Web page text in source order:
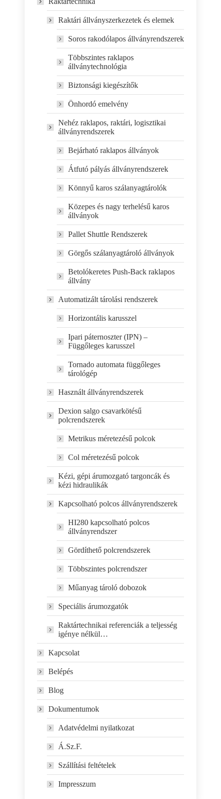
Raktári állványszerkezetek és elemek
Soros rakodólapos állványrendszerek
Többszintes raklapos
állványtechnológia
Biztonsági kiegészítők
Önhordó emelvény
Nehéz raklapos, raktári, logisztikai
állványrendszerek
Bejárható raklapos állványok
Átfutó pályás állványrendszerek
Könnyű karos szálanyagtárolók
Közepes és nagy terhelésű karos
állványok
Pallet Shuttle Rendszerek
Görgős szálanyagtároló állványok
Betolókeretes Push-Back raklapos
állvány
Automatizált tárolási rendszerek
Horizontális karusszel
Ipari páternoszter (IPN) –
Függőleges karusszel
Tornado automata függőleges
tárológép
Használt állványrendszerek
Dexion salgo csavarkötésű
polcrendszerek
Metrikus méretezésű polcok
Col méretezésű polcok
Kézi, gépi árumozgató targoncák és
kézi hidraulikák
Kapcsolható polcos állványrendszerek
HI280 kapcsolható polcos
állványrendszer
Gördíthető polcrendszerek
Többszintes polcrendszer
Műanyag tároló dobozok
Speciális árumozgatók
Raktártechnikai referenciák a teljesség
igénye nélkül…
Kapcsolat
Belépés
Blog
Dokumentumok
Adatvédelmi nyilatkozat
Á.Sz.F.
Szállítási feltételek
Impresszum